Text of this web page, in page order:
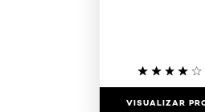
VISUALIZAR